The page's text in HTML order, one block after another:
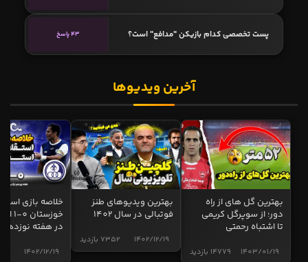
پست تخصصی کدام بازیکن "مدافع" است؟ 43 پاسخ
آخرین ویدیوها
بهترین گل های از راه
دور؛ از سوپرگل کریمی
تا اشتباه رحمتی
14779 بازدید 1403/01/19
بهترین ویدیوهای طنز
فوتبالی در سال 1402
7352 بازدید 1402/12/19
خلاصه بازی
در هفته نوزدهم
1402/12/19